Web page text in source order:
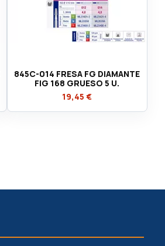
845C-014 FRESA FG DIAMANTE
FIG 168 GRUESO 5 U.
19,45 €